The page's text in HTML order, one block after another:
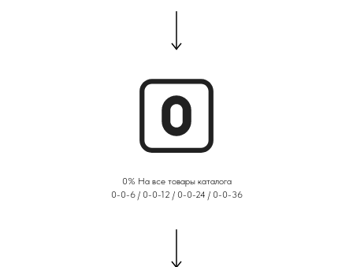
0% На все товары каталога
0-0-6 / 0-0-12 / 0-0-24 / 0-0-36